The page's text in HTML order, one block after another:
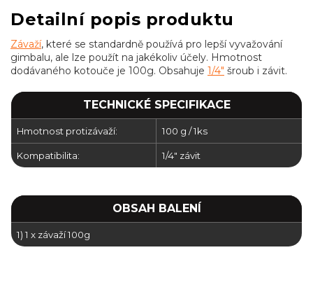
Detailní popis produktu
Závaží, které se standardně používá pro lepší vyvažování
gimbalu, ale lze použít na jakékoliv účely. Hmotnost
dodávaného kotouče je 100g. Obsahuje 1/4" šroub i závit.
TECHNICKÉ SPECIFIKACE
Hmotnost protizávaží: 100 g / 1ks
Kompatibilita: 1/4" závit
OBSAH BALENÍ
1) 1 x závaží 100g